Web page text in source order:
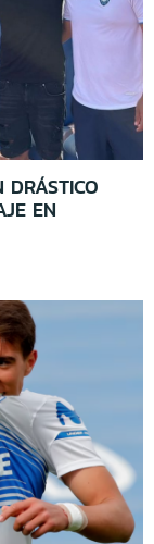
DRÁSTICO
EN